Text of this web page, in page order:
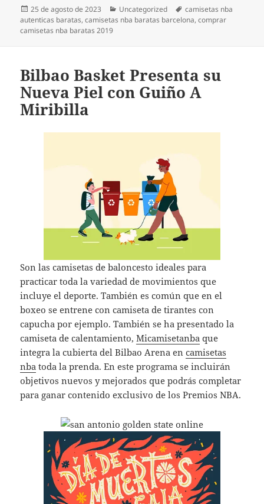
Publicado
el
25 de agosto de 2023 Categorías
Uncategorized Etiquetas
camisetas nba
autenticas baratas,camisetas nba baratas barcelona,comprar
camisetas nba baratas 2019
Bilbao Basket Presenta su
Nueva Piel con Guiño A
Miribilla
Son las camisetas de baloncesto ideales para
practicar toda la variedad de movimientos que
incluye el deporte. También es común que en el
boxeo se entrene con camiseta de tirantes con
capucha por ejemplo. También se ha presentado la
camiseta de calentamiento,Micamisetanba que
integra la cubierta del Bilbao Arena encamisetas
nba toda la prenda. En este programa se incluirán
objetivos nuevos y mejorados que podrás completar
para ganar contenido exclusivo de los Premios NBA.